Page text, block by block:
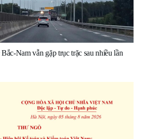
Nam vẫn gặp trục trặc sau nhiều lần